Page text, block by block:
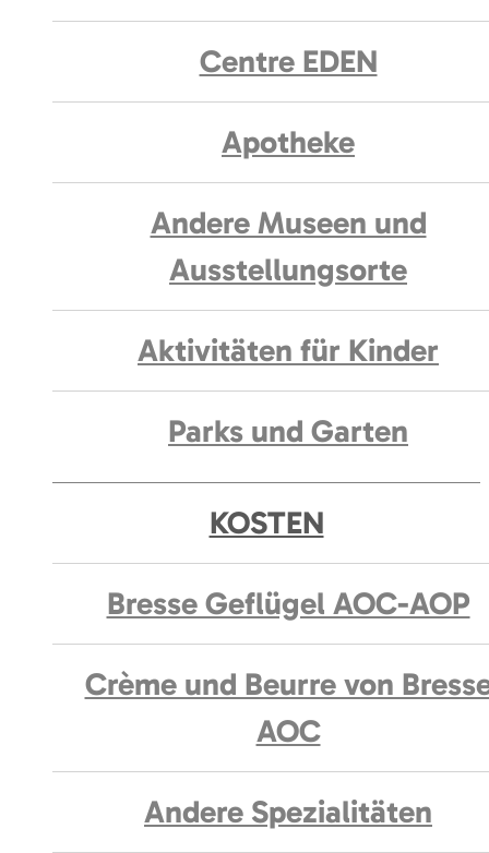
Centre EDEN
Apotheke
Andere Museen und
Ausstellungsorte
Aktivitäten für Kinder
Parks und Garten
KOSTEN
Bresse Geflügel AOC-AOP
Crème und Beurre von
AOC
Andere Spezialitäten